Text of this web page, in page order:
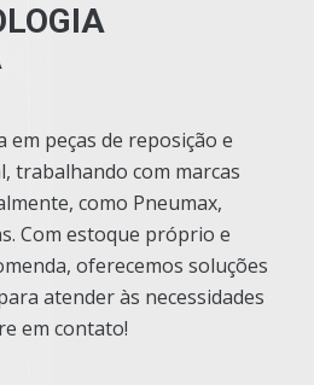
em peças de reposição e
trabalhando com marcas
como Pneumax,
Com estoque próprio e
oferecemos soluções
atender às necessidades
em contato!